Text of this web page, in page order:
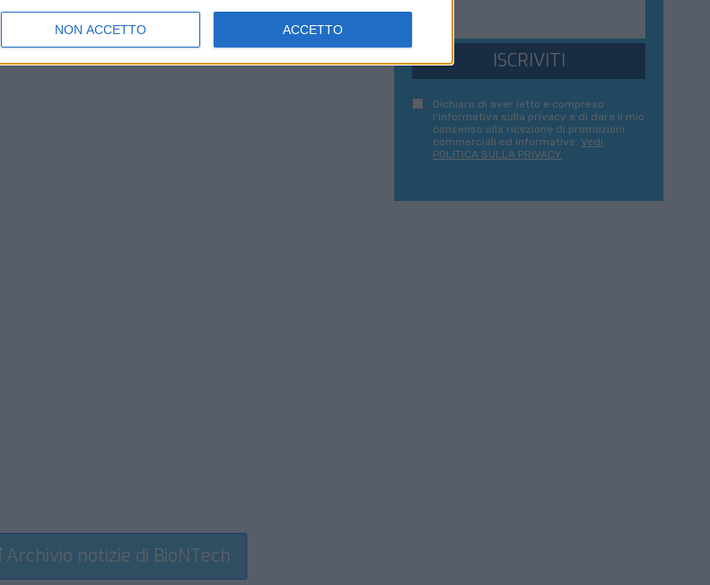
NON ACCETTO ACCETTO
ISCRIVITI
Dichiaro di aver letto e compreso
l'informativa sulla privacy e di dare il mio
consenso alla ricezione di promozioni
commerciali ed informative. Vedi
POLITICA SULLA PRIVACY.
Archivio notizie di BioNTech